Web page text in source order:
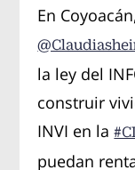
En
la ley del
construir
INVI en la
puedan